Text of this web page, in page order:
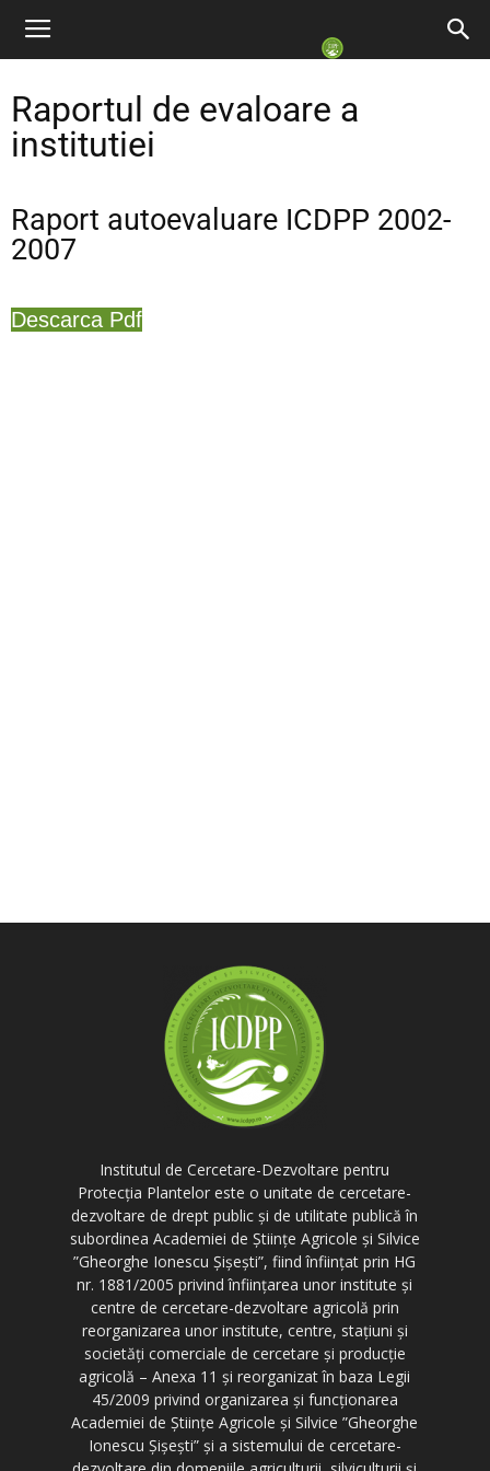
Raportul de evaloare a
institutiei
Raport autoevaluare ICDPP 2002-
2007
Descarca Pdf
Institutul de Cercetare-Dezvoltare pentru
Protecția Plantelor este o unitate de cercetare-
dezvoltare de drept public și de utilitate publică în
subordinea Academiei de Științe Agricole și Silvice
”Gheorghe Ionescu Șișești”, fiind înființat prin HG
nr. 1881/2005 privind înființarea unor institute și
centre de cercetare-dezvoltare agricolă prin
reorganizarea unor institute, centre, stațiuni și
societăți comerciale de cercetare și producție
agricolă – Anexa 11 și reorganizat în baza Legii
45/2009 privind organizarea și funcționarea
Academiei de Științe Agricole și Silvice ”Gheorghe
Ionescu Șișești” și a sistemului de cercetare-